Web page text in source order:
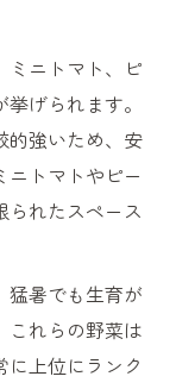
ミニトマト、ピ
げられます。
的強いため、安
トマトやピー
られたスペース
猛暑でも生育が
これらの野菜は
に上位にランク